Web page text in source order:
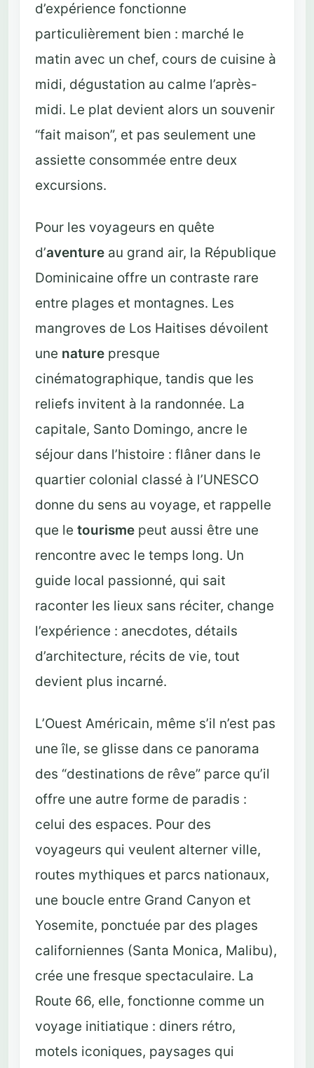
d’expérience fonctionne
particulièrement bien : marché le
matin avec un chef, cours de cuisine à
midi, dégustation au calme l’après-
midi. Le plat devient alors un souvenir
“fait maison”, et pas seulement une
assiette consommée entre deux
excursions.
Pour les voyageurs en quête
d’aventureau grand air, la République
Dominicaine offre un contraste rare
entre plages et montagnes. Les
mangroves de Los Haitises dévoilent
une naturepresque
cinématographique, tandis que les
reliefs invitent à la randonnée. La
capitale, Santo Domingo, ancre le
séjour dans l’histoire : flâner dans le
quartier colonial classé à l’UNESCO
donne du sens au voyage, et rappelle
que le tourismepeut aussi être une
rencontre avec le temps long. Un
guide local passionné, qui sait
raconter les lieux sans réciter, change
l’expérience : anecdotes, détails
d’architecture, récits de vie, tout
devient plus incarné.
L’Ouest Américain, même s’il n’est pas
une île, se glisse dans ce panorama
des “destinations de rêve” parce qu’il
offre une autre forme de paradis :
celui des espaces. Pour des
voyageurs qui veulent alterner ville,
routes mythiques et parcs nationaux,
une boucle entre Grand Canyon et
Yosemite, ponctuée par des plages
californiennes (Santa Monica, Malibu),
crée une fresque spectaculaire. La
Route 66, elle, fonctionne comme un
voyage initiatique : diners rétro,
motels iconiques, paysages qui